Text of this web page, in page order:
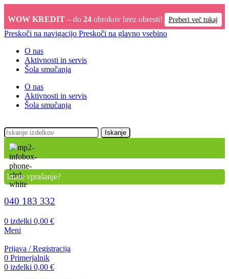
WOW KREDIT – do 24obrokov brez obresti! Preberi več tukaj
Preskoči na navigacijo Preskoči na glavno vsebino
O nas
Aktivnosti in servis
Šola smučanja
O nas
Aktivnosti in servis
Šola smučanja
Iskanje
Imate vprašanje?
040 183 332
0 izdelki 0,00 €
Meni
Prijava / Registracija
0 Primerjalnik
0 izdelki 0,00 €